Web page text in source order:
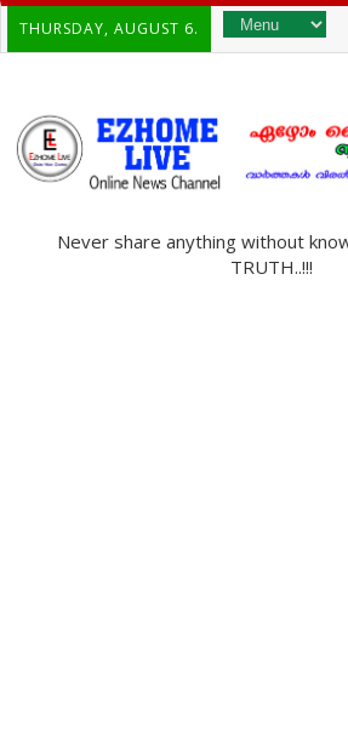
THURSDAY, AUGUST 6.
Never share anything without
TRUTH..!!!